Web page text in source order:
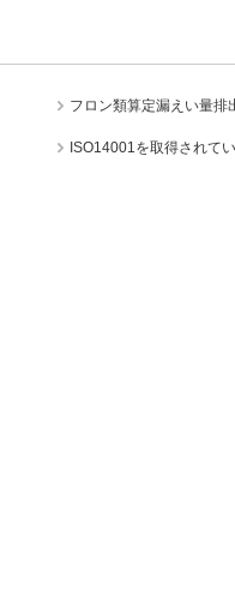
フロン類算定漏えい量
ISO14001を取得されて